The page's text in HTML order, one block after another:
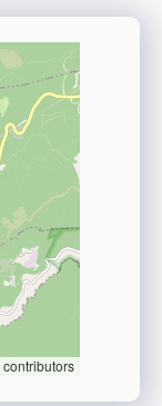
contributors